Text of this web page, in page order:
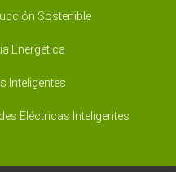
Sostenible
Energética
Inteligentes
Eléctricas Inteligentes